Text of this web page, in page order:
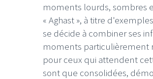
moments lourds, sombres
« Aghast », à titre
se décide à combiner ses
moments particulièrement
pour ceux qui attendent
sont que consolidées,
LE GROS RIFFIFI